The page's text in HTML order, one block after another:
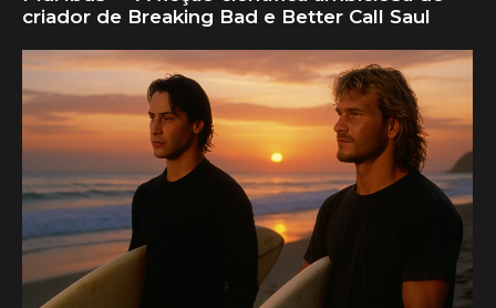
criador de Breaking Bad e Better Call Saul